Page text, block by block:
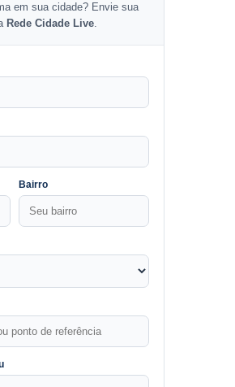
em sua cidade? Envie sua
Rede Cidade Live.
Bairro